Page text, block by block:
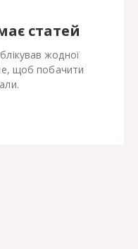
статей
жодної
щоб побачити